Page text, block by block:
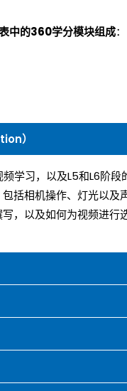
中的360学分模块组成：
）
学习，以及L5和L6阶
括相机操作、灯光以及
，以及如何为视频进行